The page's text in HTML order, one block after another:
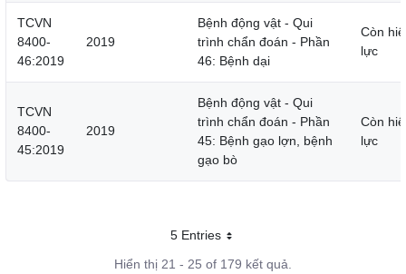
TCVN
8400-
46:2019
2019
Bệnh động vật - Qui
trình chẩn đoán - Phần
46: Bệnh dại
Còn
lực
TCVN
8400-
45:2019
2019
Bệnh động vật - Qui
trình chẩn đoán - Phần
45: Bệnh gạo lợn, bệnh
gạo bò
Còn
lực
5 EntriesMỗi trang
Hiển thị 21 - 25 of 179 kết quả.